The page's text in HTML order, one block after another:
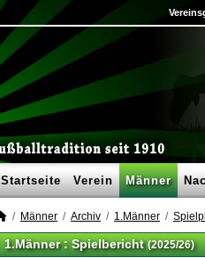
Startseite Verein Männer
Männer Archiv 1.Männer
1.Männer :Spielbericht (2025/26)